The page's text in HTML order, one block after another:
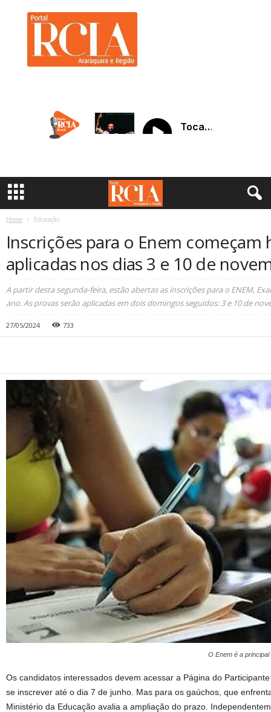
a
Home Educação
Inscrições para o Enem começam
aplicadas nos dias 3 e 10 de
A partir desta segunda-feira, estão abertas as inscrições para o ENEM,
ano. As provas serão aplicadas em dois domingos seguidos: 3 e 10 de
27/05/2024 733
O Enem é a
Os candidatos interessados devem acessar a Página do
se inscrever até o dia 7 de junho. Mas para os gaúchos, que
Ministério da Educação avalia a ampliação do prazo.